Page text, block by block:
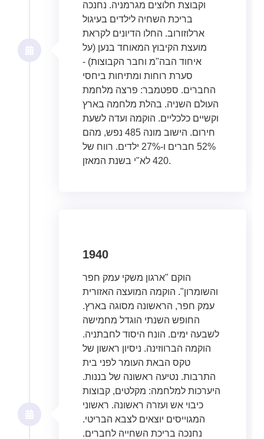
וקבוצת חלוצים מגרמניה. נחנכה
בריכת השחיה לילדים בעיגול
ארלוזורוב. החלו הדיונים לקראת
מועצת הקיבוץ המאוחד בנען (על
איחוד הבה"מ וחבר הקבוצות) -
סערת רוחות ומתיחות ביחסי
החברים. ספטמבר: פרצה מלחמת
העולם השניה. בהלת מלחמה בארץ
וקשיים כלכליים. הוקמה ועדה לשעת
חירום. הישוב מונה 485 נפש, מהם
52% חברים ו-27% ילדים. רווח של
420 לא"י בשנת המאזן.
1940
הוקם "ארגון משקי עמק חפר
והשומרון". הוקמה המועצה האזורית
עמק חפר, הראשונה מסוגה בארץ.
החופש השנתי הוגדל מחמישה
לשבעה ימים. הונח היסוד לחבתניה.
הוקמה הברווזינה. ניסיון ראשון של
טקס הבאת העומר לפני בית
התרבות. נטיעה ראשונה של בננות.
היערכות למלחמה: מקלטים, קבוצות
כיבוי אש ועזרה ראשונה. ראשוני
המגוייסים יוצאים לצבא הבריטי.
נחנכה בריכת השחייה לחברים.